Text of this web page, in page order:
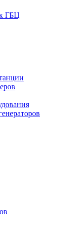
ГБЦ